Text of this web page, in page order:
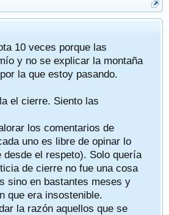
10 veces porque las
y no se explicar la montaña
la que estoy pasando.
el cierre. Siento las
los comentarios de
uno es libre de opinar lo
desde el respeto). Solo quería
de cierre no fue una cosa
sino en bastantes meses y
que era insostenible.
la razón aquellos que se